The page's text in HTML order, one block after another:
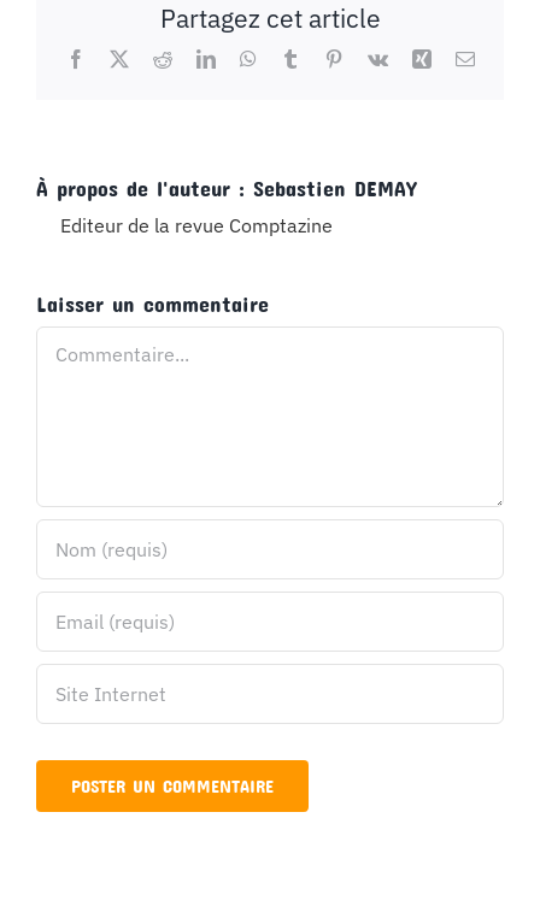
Partagez cet article
Facebook
X RedditLinkedInWhatsApp
TumblrPinterest
Vk Xing Email
À propos de l'auteur : Sebastien DEMAY
Editeur de la revue Comptazine
Laisser un commentaire
Commentaire